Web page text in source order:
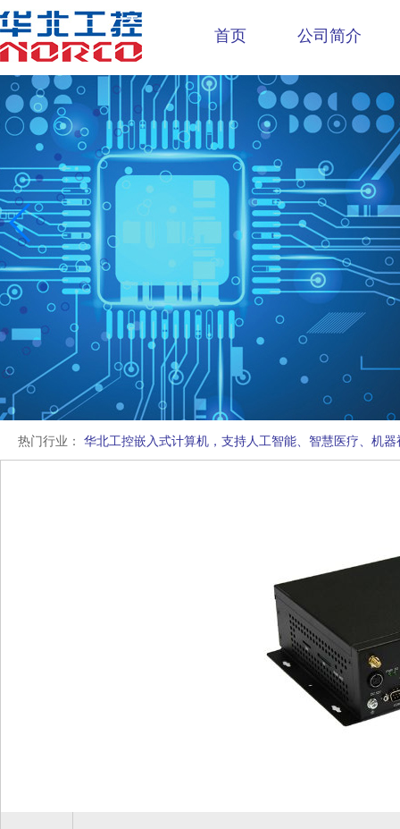
首页 公司简介
热门行业： 华北工控嵌入式计算机，支持人工智能、智慧医疗、机